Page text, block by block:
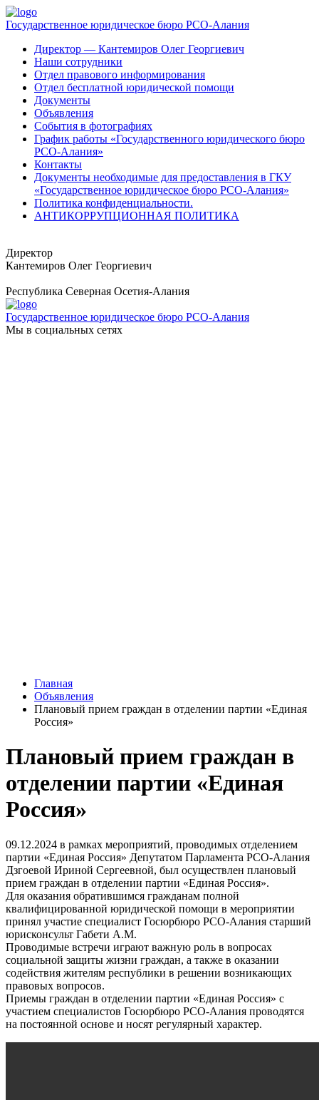
Государственное юридическое бюро РСО-Алания
Директор — Кантемиров Олег Георгиевич
Наши сотрудники
Отдел правового информирования
Отдел бесплатной юридической помощи
Документы
Объявления
События в фотографиях
График работы «Государственного юридического бюро
РСО-Алания»
Контакты
Документы необходимые для предоставления в ГКУ
«Государственное юридическое бюро РСО-Алания»
Политика конфиденциальности.
АНТИКОРРУПЦИОННАЯ ПОЛИТИКА
Директор
Кантемиров Олег Георгиевич
Республика Северная Осетия-Алания
Государственное юридическое бюро РСО-Алания
Мы в социальных сетях
Главная
Объявления
Плановый прием граждан в отделении партии «Единая
Россия»
Плановый прием граждан в
отделении партии «Единая
Россия»
09.12.2024 в рамках мероприятий, проводимых отделением
партии «Единая Россия» Депутатом Парламента РСО-Алания
Дзгоевой Ириной Сергеевной, был осуществлен плановый
прием граждан в отделении партии «Единая Россия».
Для оказания обратившимся гражданам полной
квалифицированной юридической помощи в мероприятии
принял участие специалист Госюрбюро РСО-Алания старший
юрисконсульт Габети А.М.
Проводимые встречи играют важную роль в вопросах
социальной защиты жизни граждан, а также в оказании
содействия жителям республики в решении возникающих
правовых вопросов.
Приемы граждан в отделении партии «Единая Россия» с
участием специалистов Госюрбюро РСО-Алания проводятся
на постоянной основе и носят регулярный характер.